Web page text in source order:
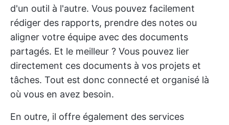
d'un outil à l'autre. Vous pouvez facilement
rédiger des rapports, prendre des notes ou
aligner votre équipe avec des documents
partagés. Et le meilleur ? Vous pouvez lier
directement ces documents à vos projets et
tâches. Tout est donc connecté et organisé là
où vous en avez besoin.
En outre, il offre également des services